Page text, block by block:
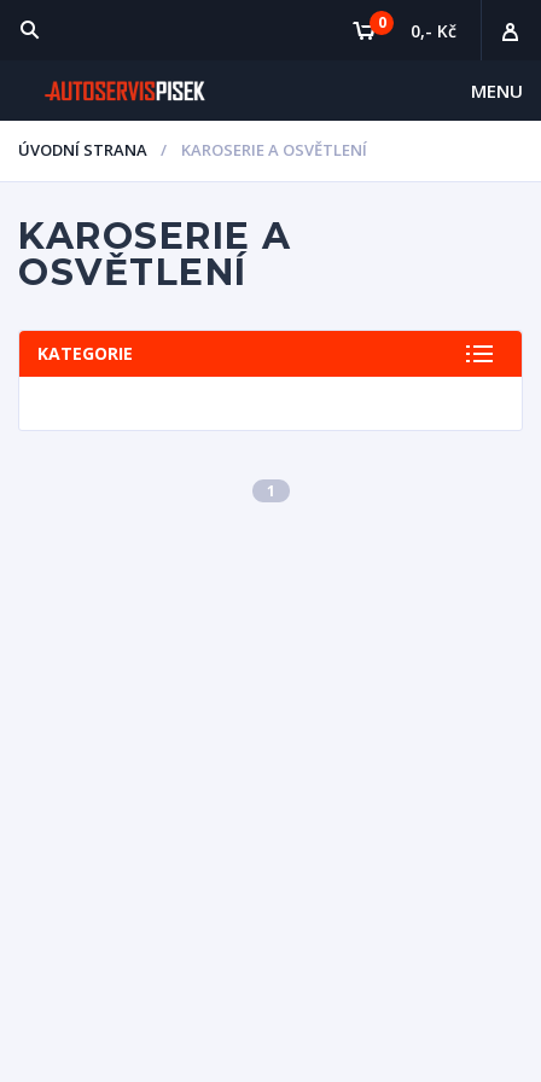
MENU
0 0,- Kč
ÚVODNÍ STRANA KAROSERIE A OSVĚTLENÍ
KAROSERIE A
OSVĚTLENÍ
KATEGORIE
1